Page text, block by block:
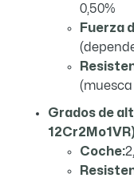
0,50%
Fuerza
(muesca
Grados de
Coche: